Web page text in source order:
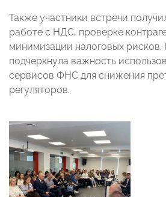
Также участники встречи
работе с НДС, проверке
минимизации налоговых рисков.
подчеркнула важность
сервисов ФНС для снижения
регуляторов.